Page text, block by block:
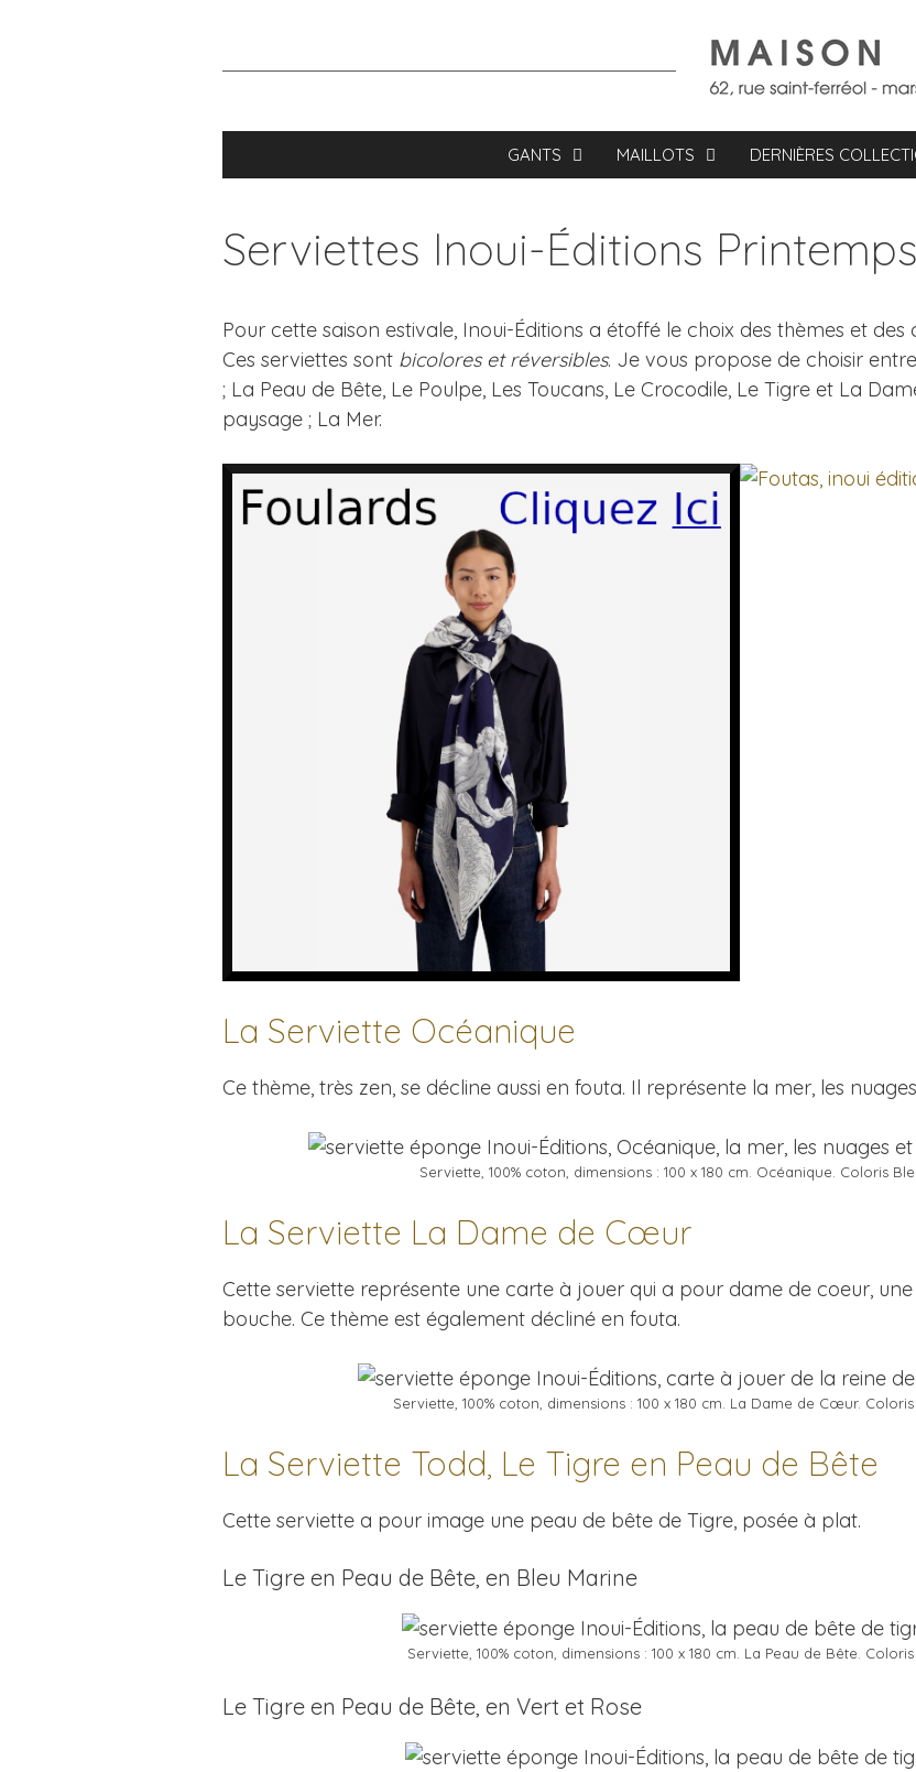
GANTS MAILLOTS DERNIÈRES
Serviettes Inoui-Éditions
Pour cette saison estivale, Inoui-Éditions a étoffé le choix des thèmes et des
Ces serviettes sont bicolores et réversibles. Je vous propose de choisir
; La Peau de Bête, Le Poulpe, Les Toucans, Le Crocodile, Le Tigre et La
paysage ; La Mer.
La Serviette Océanique
Ce thème, très zen, se décline aussi en fouta. Il représente la mer, les
Serviette, 100% coton, dimensions : 100 x 180 cm. Océanique. Coloris
La Serviette La Dame de Cœur
Cette serviette représente une carte à jouer qui a pour dame de coeur,
bouche. Ce thème est également décliné en fouta.
Serviette, 100% coton, dimensions : 100 x 180 cm. La Dame de Cœur.
La Serviette Todd, Le Tigre en Peau de Bête
Cette serviette a pour image une peau de bête de Tigre, posée à plat.
Le Tigre en Peau de Bête, en Bleu Marine
Serviette, 100% coton, dimensions : 100 x 180 cm. La Peau de Bête.
Le Tigre en Peau de Bête, en Vert et Rose